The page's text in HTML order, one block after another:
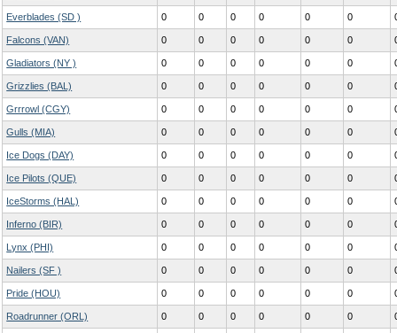
Everblades (SD ) 0 0 0 0 0 0
Falcons (VAN) 0 0 0 0 0 0
Gladiators (NY ) 0 0 0 0 0 0
Grizzlies (BAL) 0 0 0 0 0 0
Grrrowl (CGY) 0 0 0 0 0 0
Gulls (MIA) 0 0 0 0 0 0
Ice Dogs (DAY) 0 0 0 0 0 0
Ice Pilots (QUE) 0 0 0 0 0 0
IceStorms (HAL) 0 0 0 0 0 0
Inferno (BIR) 0 0 0 0 0 0
Lynx (PHI) 0 0 0 0 0 0
Nailers (SF ) 0 0 0 0 0 0
Pride (HOU) 0 0 0 0 0 0
Roadrunner (ORL) 0 0 0 0 0 0